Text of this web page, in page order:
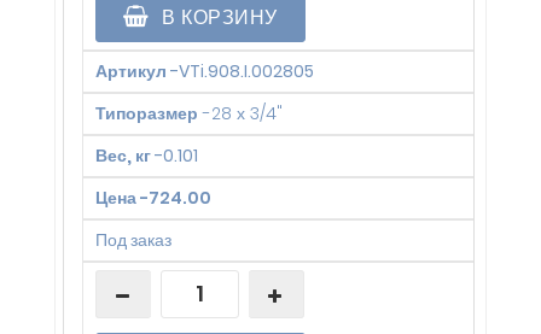
В КОРЗИНУ
Артикул -VTi.908.I.002805
Типоразмер -28 х 3/4"
Вес, кг-0.101
Цена-724.00
Под заказ